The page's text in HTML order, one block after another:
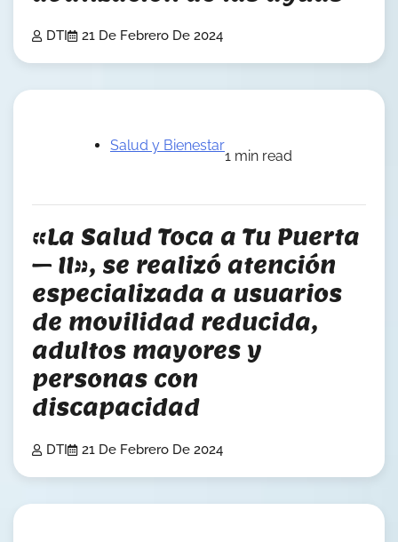
DTI 21 De Febrero De 2024
Salud y Bienestar
1 min read
«La Salud Toca a Tu Puerta
– II», se realizó atención
especializada a usuarios
de movilidad reducida,
adultos mayores y
personas con
discapacidad
DTI 21 De Febrero De 2024